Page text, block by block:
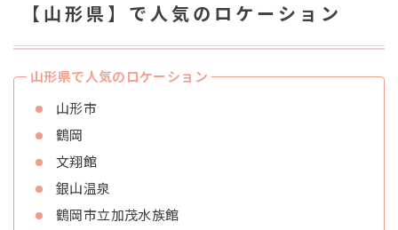
【山形県】で人気のロケーション
山形県で人気のロケーション
山形市
鶴岡
文翔館
銀山温泉
鶴岡市立加茂水族館